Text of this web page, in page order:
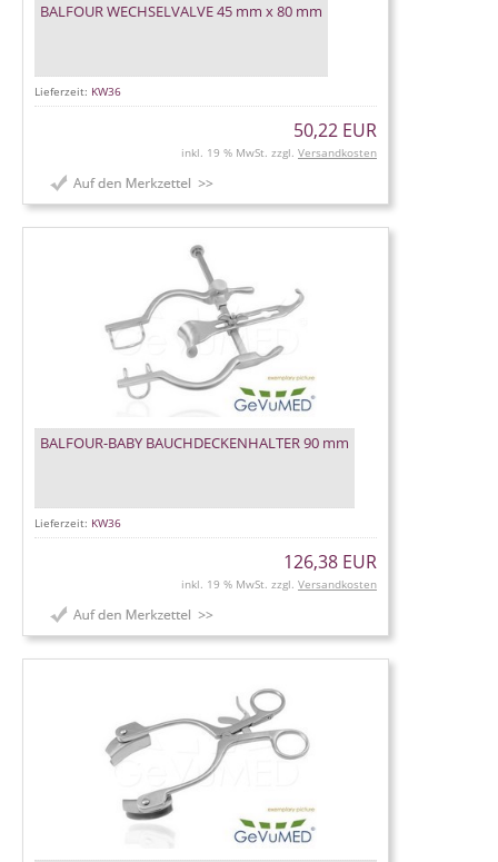
BALFOUR WECHSELVALVE 45 mm x 80 mm
Lieferzeit: KW36
50,22 EUR
inkl. 19 % MwSt. zzgl. Versandkosten
BALFOUR-BABY BAUCHDECKENHALTER 90 mm
Lieferzeit: KW36
126,38 EUR
inkl. 19 % MwSt. zzgl. Versandkosten